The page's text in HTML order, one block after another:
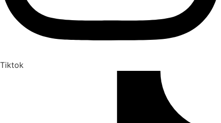
Tiktok